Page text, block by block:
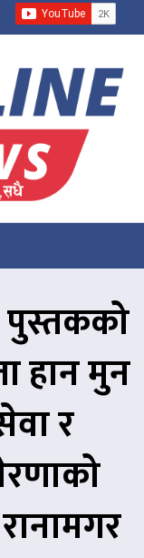
पुस्तकको
हान मुन
र